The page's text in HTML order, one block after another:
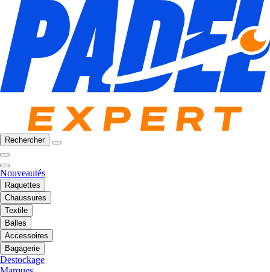
Rechercher
Nouveautés
Raquettes
Chaussures
Textile
Balles
Accessoires
Bagagerie
Destockage